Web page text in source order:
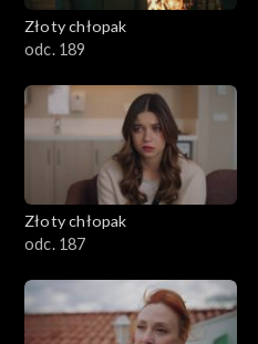
Złoty chłopak
odc. 189
Złoty chłopak
odc. 187